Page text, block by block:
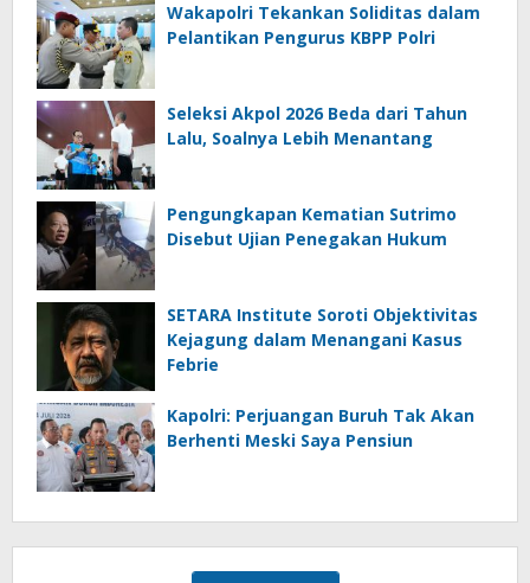
Wakapolri Tekankan Soliditas dalam
Pelantikan Pengurus KBPP Polri
Seleksi Akpol 2026 Beda dari Tahun
Lalu, Soalnya Lebih Menantang
Pengungkapan Kematian Sutrimo
Disebut Ujian Penegakan Hukum
SETARA Institute Soroti Objektivitas
Kejagung dalam Menangani Kasus
Febrie
Kapolri: Perjuangan Buruh Tak Akan
Berhenti Meski Saya Pensiun